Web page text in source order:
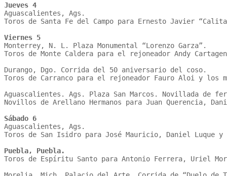
Jueves 4
Aguascalientes, Ags.
Toros de Santa Fe del Campo para Ernesto Javier
Viernes 5
Monterrey, N. L. Plaza Monumental “Lorenzo Garza”.
Toros de Monte Caldera para el rejoneador Andy
Durango, Dgo. Corrida del 50 aniversario del coso.
Toros de Carranco para el rejoneador Fauro Aloi y los
Aguascalientes. Ags. Plaza San Marcos. Novillada de
Novillos de Arellano Hermanos para Juan Querencia,
Sábado 6
Aguascalientes, Ags.
Toros de San Isidro para José Mauricio, Daniel Luque y
Puebla, Puebla.
Toros de Espíritu Santo para Antonio Ferrera, Uriel